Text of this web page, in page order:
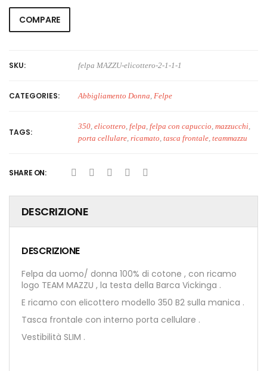
COMPARE
SKU: felpa MAZZU-elicottero-2-1-1-1
CATEGORIES: Abbigliamento Donna, Felpe
TAGS:
350, elicottero, felpa, felpa con capuccio, mazzucchi,
porta cellulare, ricamato, tasca frontale, teammazzu
SHARE ON:
DESCRIZIONE
DESCRIZIONE
Felpa da uomo/ donna 100% di cotone , con ricamo
logo TEAM MAZZU , la testa della Barca Vickinga .
E ricamo con elicottero modello 350 B2 sulla manica .
Tasca frontale con interno porta cellulare .
Vestibilità SLIM .